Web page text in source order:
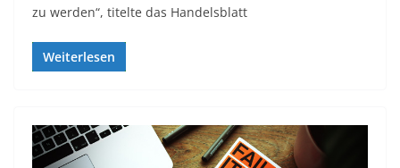
zu werden“, titelte das Handelsblatt
Weiterlesen